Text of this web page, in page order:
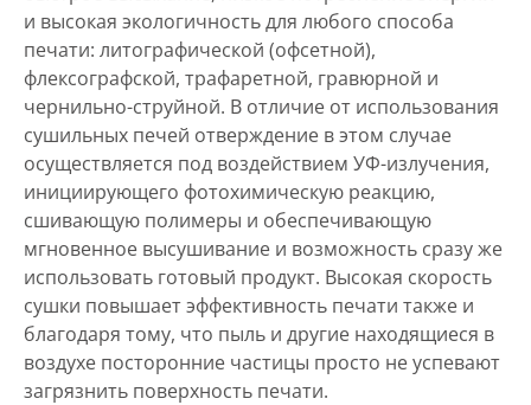
и высокая экологичность для любого способа
печати: литографической (офсетной),
флексографской, трафаретной, гравюрной и
чернильно-струйной. В отличие от использования
сушильных печей отверждение в этом случае
осуществляется под воздействием УФ-излучения,
инициирующего фотохимическую реакцию,
сшивающую полимеры и обеспечивающую
мгновенное высушивание и возможность сразу же
использовать готовый продукт. Высокая скорость
сушки повышает эффективность печати также и
благодаря тому, что пыль и другие находящиеся в
воздухе посторонние частицы просто не успевают
загрязнить поверхность печати.